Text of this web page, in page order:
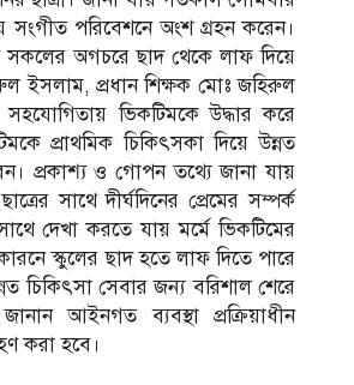
পরিবেশনে অংশ গ্রহন করেন।
সকলের অগচরে ছাদ থেকে লাফ দিয়ে
ইসলাম, প্রধান শিক্ষক মোঃ জহিরুল
সহযোগিতায় ভিকটিমকে উদ্ধার করে
প্রাথমিক চিকিৎসকা দিয়ে উন্নত
প্রকাশ্য ও গোপন তথ্যে জানা যায়
সাথে দীর্ঘদিনের প্রেমের সম্পর্ক
দেখা করতে যায় মর্মে ভিকটিমের
স্কুলের ছাদ হতে লাফ দিতে পারে
চিকিৎসা সেবার জন্য বরিশাল শেরে
আইনগত ব্যবস্থা প্রক্রিয়াধীন
করা হবে।